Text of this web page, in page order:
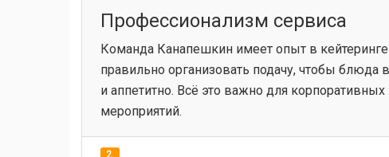
Профессионализм сервиса
Команда Канапешкин имеет опыт в кейтеринге
правильно организовать подачу, чтобы блюда
и аппетитно. Всё это важно для
мероприятий.
2.